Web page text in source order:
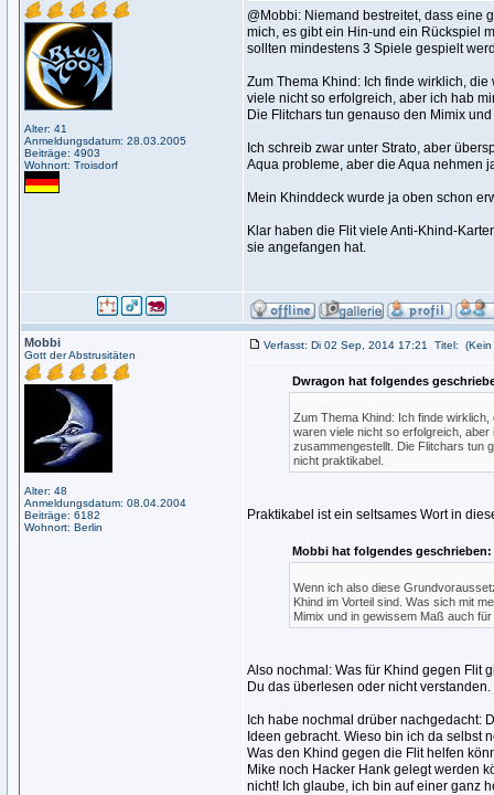
Alter: 41
Anmeldungsdatum: 28.03.2005
Beiträge: 4903
Wohnort: Troisdorf
@Mobbi: Niemand bestreitet, dass eine
mich, es gibt ein Hin-und ein Rückspiel
sollten mindestens 3 Spiele gespielt
Zum Thema Khind: Ich finde wirklich,
viele nicht so erfolgreich, aber ich hab
Die Flitchars tun genauso den Mimix
Ich schreib zwar unter Strato, aber
Aqua probleme, aber die Aqua nehmen
Mein Khinddeck wurde ja oben schon
Klar haben die Flit viele Anti-Khind-
sie angefangen hat.
Mobbi
Gott der Abstrusitäten
Alter: 48
Anmeldungsdatum: 08.04.2004
Beiträge: 6182
Wohnort: Berlin
Verfasst: Di 02 Sep, 2014 17:21 Titel: (Kein
Dwragon hat folgendes
Zum Thema Khind: Ich finde
waren viele nicht so erfolgreich,
zusammengestellt. Die Flitchars tun
nicht praktikabel.
Praktikabel ist ein seltsames Wort in
Mobbi hat folgendes geschrieben:
Wenn ich also diese
Khind im Vorteil sind. Was sich mit
Mimix und in gewissem Maß auch für
Also nochmal: Was für Khind gegen Flit
Du das überlesen oder nicht verstanden.
Ich habe nochmal drüber nachgedacht:
Ideen gebracht. Wieso bin ich da selbst
Was den Khind gegen die Flit helfen
Mike noch Hacker Hank gelegt werden
nicht! Ich glaube, ich bin auf einer ganz